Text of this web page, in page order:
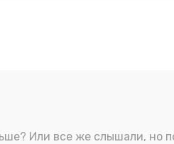
Или все же слышали, но